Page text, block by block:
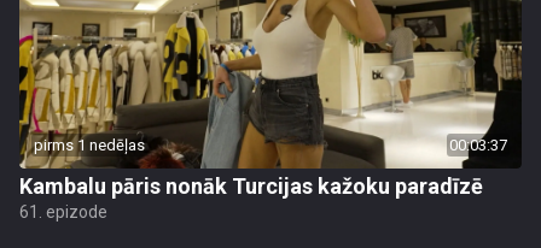
pirms 1 nedēļas 00:03:37
Kambalu pāris nonāk Turcijas kažoku paradīzē
61. epizode